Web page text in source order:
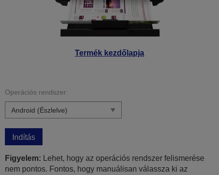
Termék kezdőlapja
Operációs rendszer:
Indítás
Figyelem: Lehet, hogy az operációs rendszer felismerése
nem pontos. Fontos, hogy manuálisan válassza ki az